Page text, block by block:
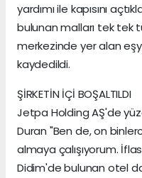
yardımı ile kapısını
bulunan malları tek tek
merkezinde yer alan
kaydedildi.
ŞİRKETİN İÇİ BOŞALTILDI
Jetpa Holding AŞ'de
Duran "Ben de, on
almaya çalışıyorum.
Didim'de bulunan otel